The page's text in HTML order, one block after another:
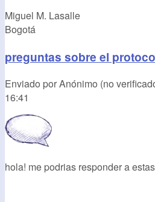
Miguel M. Lasalle
Bogotá
preguntas sobre el
Enviado porAnónimo (no
16:41
hola! me podrias responder a